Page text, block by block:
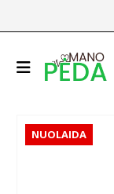
NUOLAIDA